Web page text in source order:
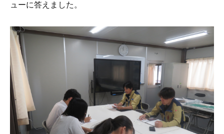
ューに答えました。